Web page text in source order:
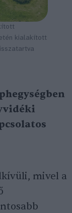
kialakított
mivel a